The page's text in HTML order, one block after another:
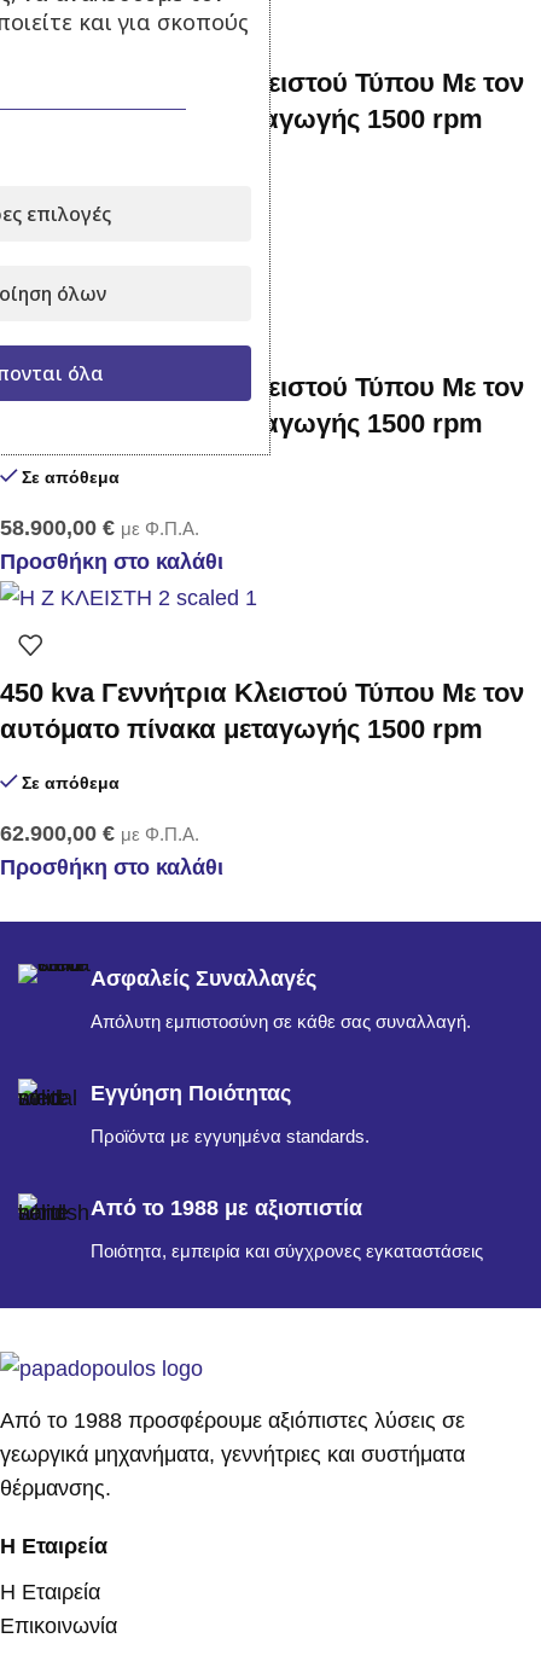
220 kva Γεννήτρια Κλειστού Τύπου Με τον
αυτόματο πίνακα μεταγωγής 1500 rpm
36.200,00€
400 kva Γεννήτρια Κλειστού Τύπου Με τον
αυτόματο πίνακα μεταγωγής 1500 rpm
Σε απόθεμα
58.900,00 € με Φ.Π.Α.
Προσθήκη στο καλάθι
450 kva Γεννήτρια Κλειστού Τύπου Με τον
αυτόματο πίνακα μεταγωγής 1500 rpm
Σε απόθεμα
62.900,00 € με Φ.Π.Α.
Προσθήκη στο καλάθι
Ασφαλείς Συναλλαγές
Απόλυτη εμπιστοσύνη σε κάθε σας συναλλαγή.
Εγγύηση Ποιότητας
Προϊόντα με εγγυημένα standards.
Από το 1988 με αξιοπιστία
Ποιότητα, εμπειρία και σύγχρονες εγκαταστάσεις
Από το 1988 προσφέρουμε αξιόπιστες λύσεις σε
γεωργικά μηχανήματα, γεννήτριες και συστήματα
θέρμανσης.
Η Εταιρεία
Η Εταιρεία
Επικοινωνία
και για σκοπούς
επιλογές
όλων
όλα